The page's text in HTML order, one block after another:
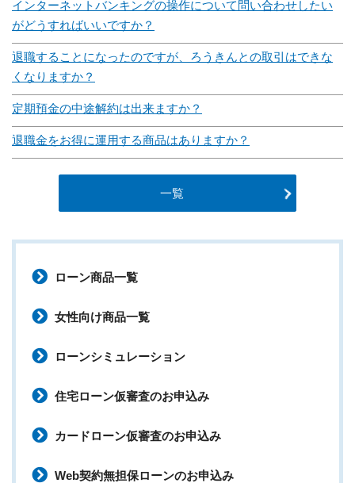
インターネットバンキングの操作について問い合わせしたい
がどうすればいいですか？
退職することになったのですが、ろうきんとの取引はできな
くなりますか？
定期預金の中途解約は出来ますか？
退職金をお得に運用する商品はありますか？
一覧
ローン商品一覧
女性向け商品一覧
ローンシミュレーション
住宅ローン仮審査のお申込み
カードローン仮審査のお申込み
Web契約無担保ローンのお申込み